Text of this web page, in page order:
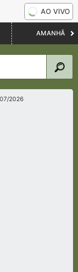
AO VIVO
AMANHÃ
2026